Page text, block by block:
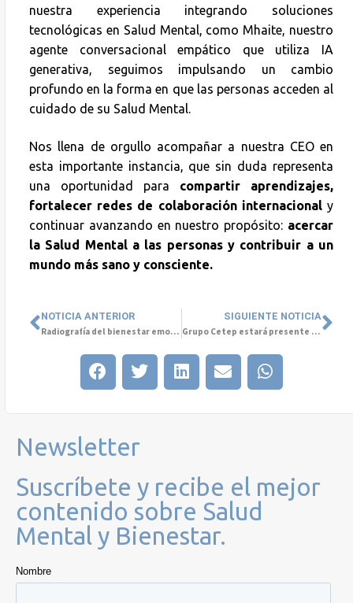
nuestra experiencia integrando soluciones
tecnológicas en Salud Mental, como Mhaite, nuestro
agente conversacional empático que utiliza IA
generativa, seguimos impulsando un cambio
profundo en la forma en que las personas acceden al
cuidado de su Salud Mental.
Nos llena de orgullo acompañar a nuestra CEO en
esta importante instancia, que sin duda representa
una oportunidad para compartir aprendizajes,
fortalecer redes de colaboración internacionaly
continuar avanzando en nuestro propósito: acercar
la Salud Mental a las personas y contribuir a un
mundo más sano y consciente.
NOTICIA ANTERIOR
Radiografía del bienestar emocional en Chile: lo que revela el Informe Mhaite 2025
SIGUIENTE NOTICIA
Grupo Cetep estará presente en HIMSS Colombia Executive Summit
Newsletter
Suscríbete y recibe el mejor
contenido sobre Salud
Mental y Bienestar.